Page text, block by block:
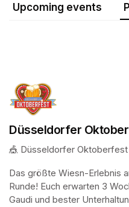
Upcoming events
Düsseldorfer
🎪 Düsseldorfer Oktoberfest
Das größte Wiesn-Erlebnis
Runde! Euch erwarten 3
Gaudi und bester